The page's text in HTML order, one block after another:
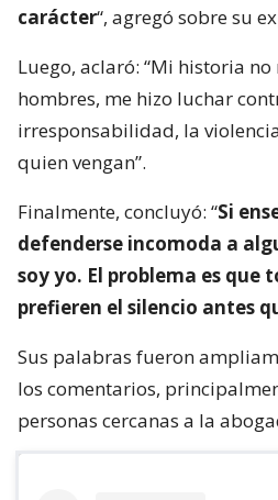
carácter“, agregó sobre su
Luego, aclaró: “Mi historia
hombres, me hizo luchar
irresponsabilidad, la
quien vengan”.
Finalmente, concluyó: “Si
defenderse incomoda a
soy yo. El problema es que
prefieren el silencio antes
Sus palabras fueron
los comentarios,
personas cercanas a la